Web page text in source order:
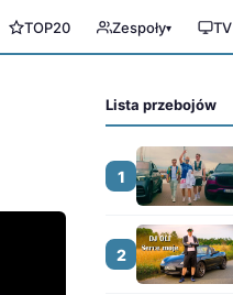
TOP20 Zespoły▾ TV
Lista przebojów
1
2